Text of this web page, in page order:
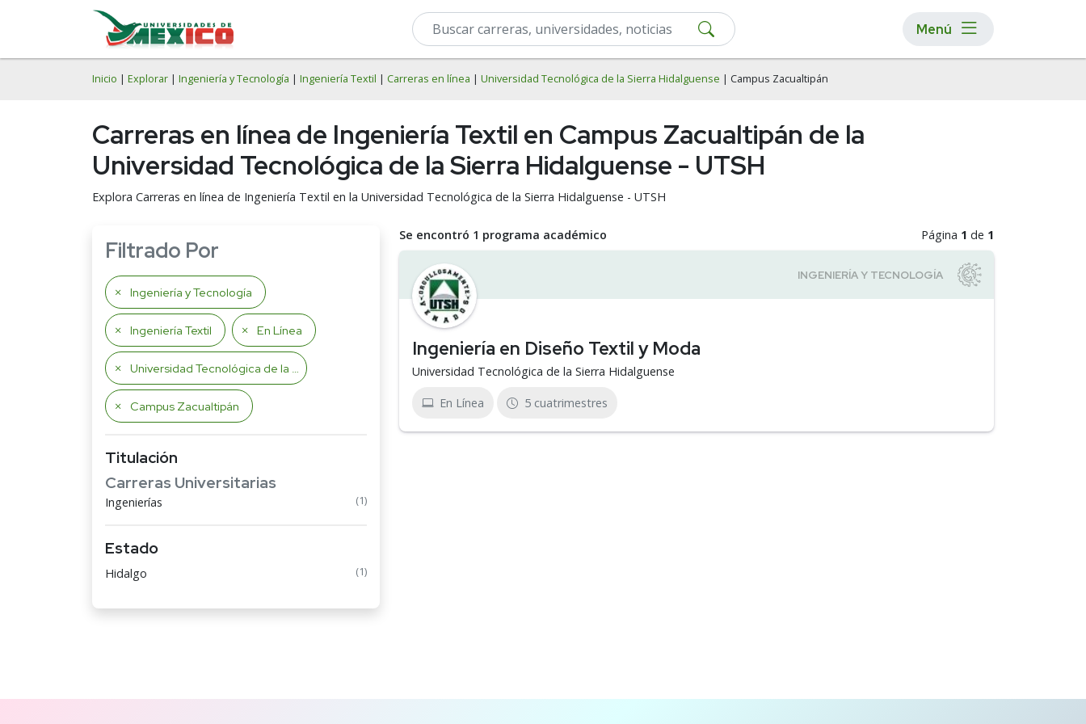
Menú
Inicio | Explorar | Ingeniería y Tecnología | Ingeniería Textil | Carreras en línea | Universidad Tecnológica de la Sierra Hidalguense | Campus Zacualtipán
Carreras en línea de Ingeniería Textil en Campus Zacualtipán de la
Universidad Tecnológica de la Sierra Hidalguense - UTSH
Explora Carreras en línea de Ingeniería Textil en la Universidad Tecnológica de la Sierra Hidalguense - UTSH
Filtrado Por
Ingeniería y Tecnología
Ingeniería Textil En Línea
Universidad Tecnológica de la Sierra Hidalguense
Campus Zacualtipán
Titulación
Carreras Universitarias
Ingenierías (1)
Estado
Hidalgo (1)
Se encontró 1 programa académico Página 1 de 1
Ingeniería en Diseño Textil y Moda
Universidad Tecnológica de la Sierra Hidalguense
En Línea 5 cuatrimestres